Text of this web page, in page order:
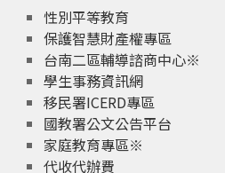
性別平等教育
保護智慧財產權專區
台南二區輔導諮商中心※
學生事務資訊網
移民署ICERD專區
國教署公文公告平台
家庭教育專區※
代收代辦費